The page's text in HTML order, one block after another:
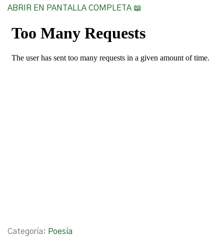
ABRIR EN PANTALLA COMPLETA 📖
Categoría: Poesía